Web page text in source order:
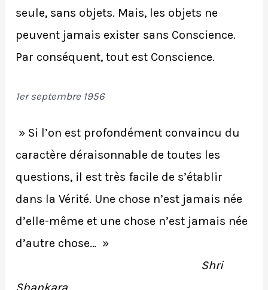
seule, sans objets. Mais, les objets ne
peuvent jamais exister sans Conscience.
Par conséquent, tout est Conscience.
1er septembre 1956
» Si l’on est profondément convaincu du
caractère déraisonnable de toutes les
questions, il est très facile de s’établir
dans la Vérité. Une chose n’est jamais née
d’elle-même et une chose n’est jamais née
d’autre chose… »
Shri